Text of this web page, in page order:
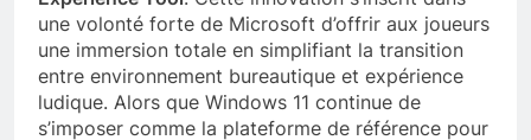
une volonté forte de Microsoft d’offrir aux joueurs
une immersion totale en simplifiant la transition
entre environnement bureautique et expérience
ludique. Alors que Windows 11 continue de
s’imposer comme la plateforme de référence pour